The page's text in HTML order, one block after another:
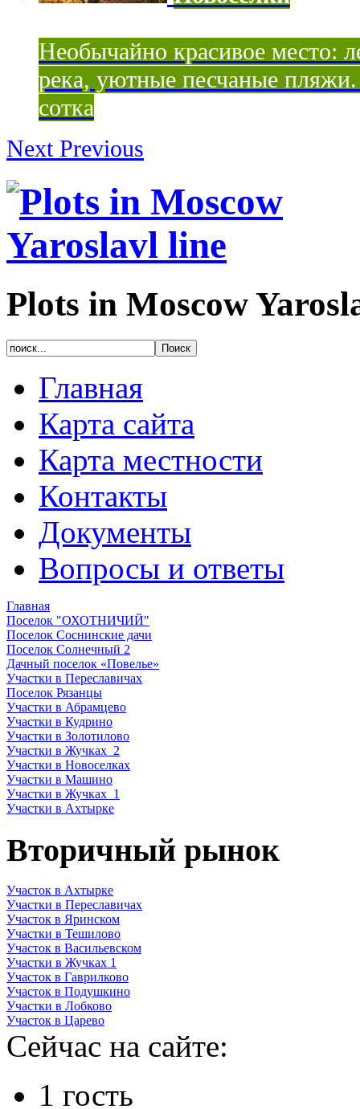
Необычайно красивое место:
река, уютные песчаные
сотка
Next Previous
Plots in Moscow
Главная
Карта сайта
Карта местности
Контакты
Документы
Вопросы и ответы
Главная
Поселок "ОХОТНИЧИЙ"
Поселок Соснинские дачи
Поселок Солнечный 2
Дачный поселок «Повелье»
Участки в Переславичах
Поселок Рязанцы
Участки в Абрамцево
Участки в Кудрино
Участки в Золотилово
Участки в Жучках_2
Участки в Новоселках
Участки в Машино
Участки в Жучках_1
Участки в Ахтырке
Вторичный рынок
Участок в Ахтырке
Участки в Переславичах
Участок в Яринском
Участки в Тешилово
Участок в Васильевском
Участки в Жучках 1
Участок в Гаврилково
Участок в Подушкино
Участки в Лобково
Участок в Царево
Сейчас на сайте:
1 гость